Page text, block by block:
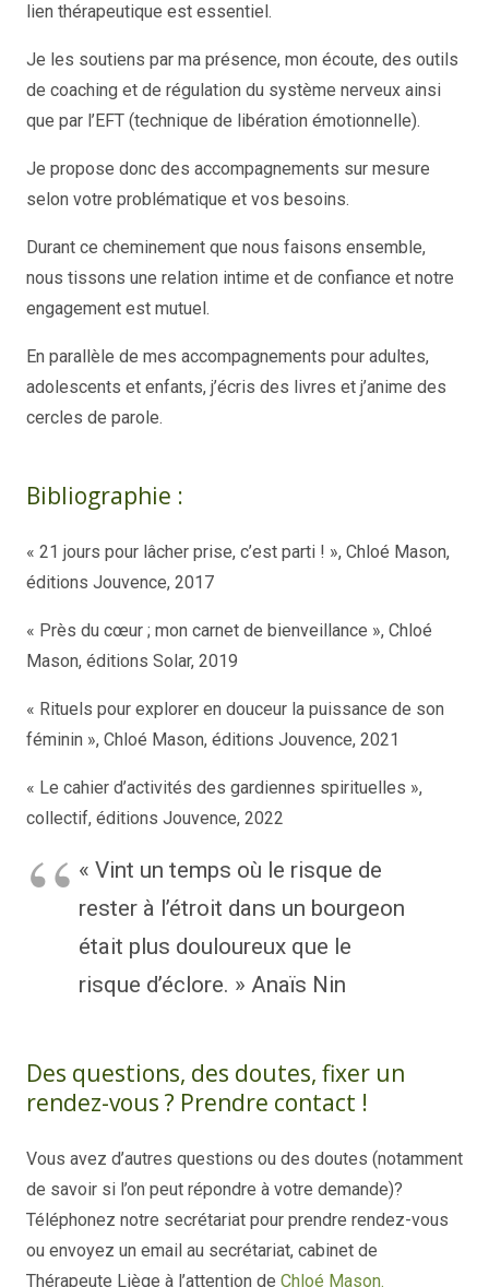
lien thérapeutique est essentiel.
Je les soutiens par ma présence, mon écoute, des outils
de coaching et de régulation du système nerveux ainsi
que par l’EFT (technique de libération émotionnelle).
Je propose donc des accompagnements sur mesure
selon votre problématique et vos besoins.
Durant ce cheminement que nous faisons ensemble,
nous tissons une relation intime et de confiance et notre
engagement est mutuel.
En parallèle de mes accompagnements pour adultes,
adolescents et enfants, j’écris des livres et j’anime des
cercles de parole.
Bibliographie :
« 21 jours pour lâcher prise, c’est parti ! », Chloé Mason,
éditions Jouvence, 2017
« Près du cœur ; mon carnet de bienveillance », Chloé
Mason, éditions Solar, 2019
« Rituels pour explorer en douceur la puissance de son
féminin », Chloé Mason, éditions Jouvence, 2021
« Le cahier d’activités des gardiennes spirituelles »,
collectif, éditions Jouvence, 2022
« Vint un temps où le risque de
rester à l’étroit dans un bourgeon
était plus douloureux que le
risque d’éclore. » Anaïs Nin
Thérapeute
Des questions, des doutes, fixer un
rendez-vous ? Prendre contact !
Vous avez d’autres questions ou des doutes (notamment
de savoir si l’on peut répondre à votre demande)?
Téléphonez notre secrétariat pour prendre rendez-vous
ou envoyez un email au secrétariat, cabinet de
Thérapeute Liège à l’attention de Chloé Mason.